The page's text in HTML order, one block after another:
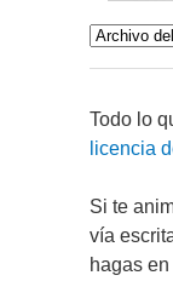
Todo lo
licencia
Si te
vía
hagas en